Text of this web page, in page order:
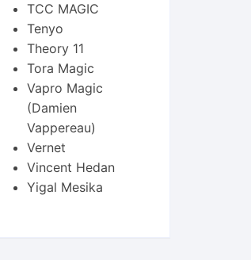
TCC MAGIC
Tenyo
Theory 11
Tora Magic
Vapro Magic
(Damien
Vappereau)
Vernet
Vincent Hedan
Yigal Mesika